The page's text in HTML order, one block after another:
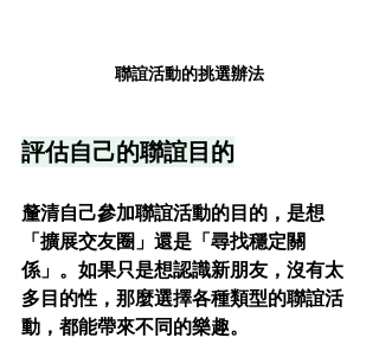
聯誼活動的挑選辦法
評估自己的聯誼目的
釐清自己參加聯誼活動的目的，是想
「擴展交友圈」還是「尋找穩定關
係」。如果只是想認識新朋友，沒有太
多目的性，那麼選擇各種類型的聯誼活
動，都能帶來不同的樂趣。